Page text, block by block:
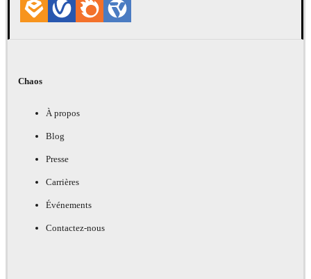
Chaos
À propos
Blog
Presse
Carrières
Événements
Contactez-nous